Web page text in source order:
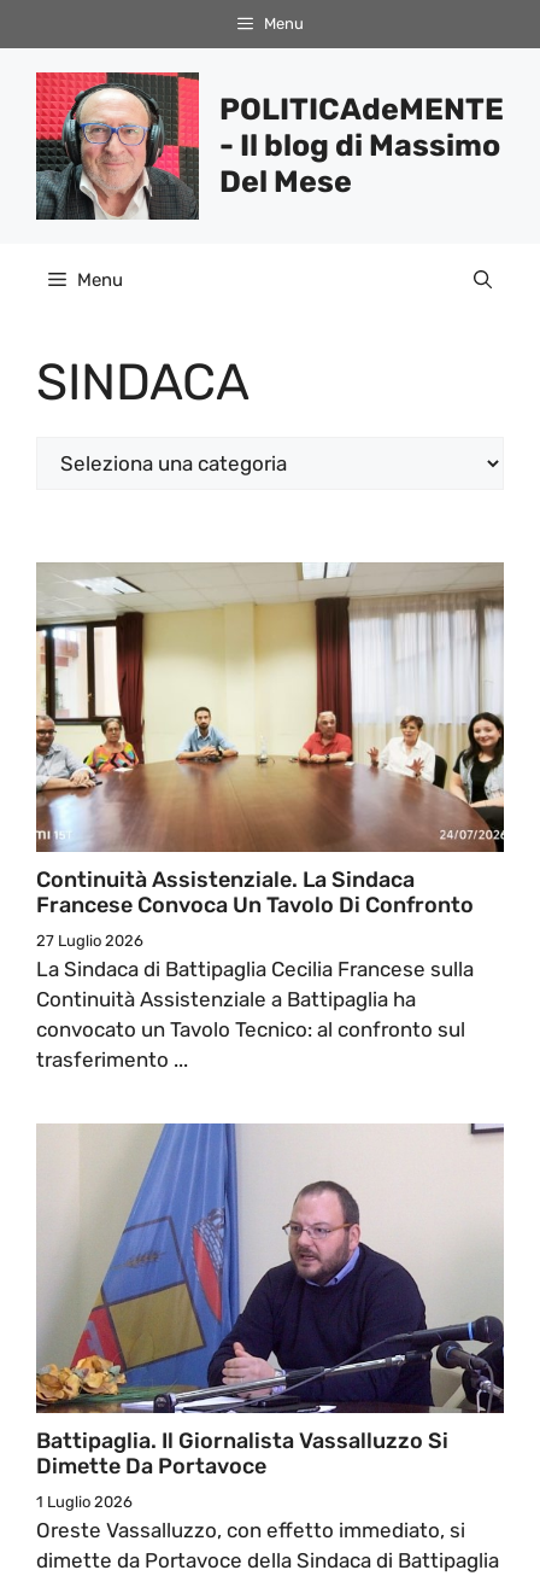
al
contenuto
Menu
POLITICAdeMENTE
- Il blog di Massimo
Del Mese
Menu
SINDACA
Categorie
Continuità Assistenziale. La Sindaca
Francese Convoca Un Tavolo Di Confronto
27 Luglio 2026
La Sindaca di Battipaglia Cecilia Francese sulla
Continuità Assistenziale a Battipaglia ha
convocato un Tavolo Tecnico: al confronto sul
trasferimento ...
Battipaglia. Il Giornalista Vassalluzzo Si
Dimette Da Portavoce
1 Luglio 2026
Oreste Vassalluzzo, con effetto immediato, si
dimette da Portavoce della Sindaca di Battipaglia